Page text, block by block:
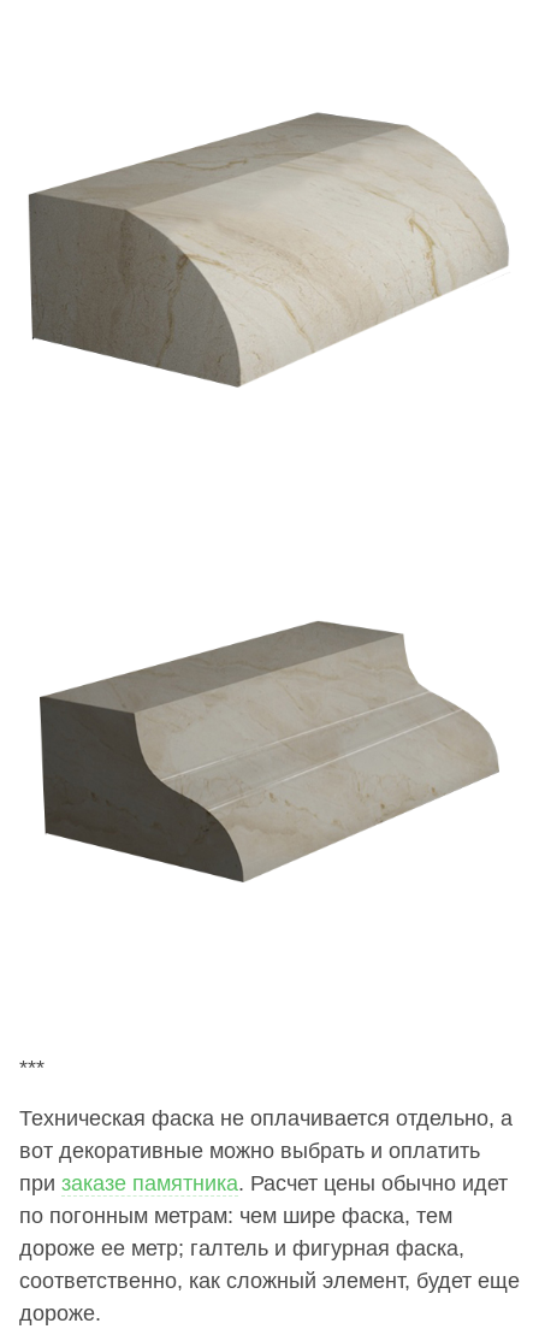
***
Техническая фаска не оплачивается отдельно, а
вот декоративные можно выбрать и оплатить
при заказе памятника. Расчет цены обычно идет
по погонным метрам: чем шире фаска, тем
дороже ее метр; галтель и фигурная фаска,
соответственно, как сложный элемент, будет еще
дороже.